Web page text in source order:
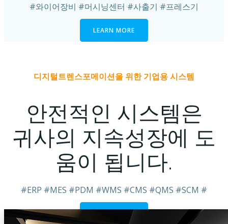
#와이어장비 #머시닝센터 #사출기 #프레스기
LEARN MORE
디지털트렌스포메이션을 위한 기업용 시스템
안전적인 시스템은
귀사의 지속성장에 도
움이 됩니다.
#ERP #MES #PDM #WMS #CMS #QMS #SCM #
LEARN MORE